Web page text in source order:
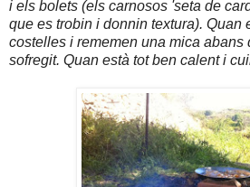
i els bolets (els carnosos 'seta de
que es trobin i donnin textura). Quan
costelles i rememen una mica abans
sofregit. Quan està tot ben calent i